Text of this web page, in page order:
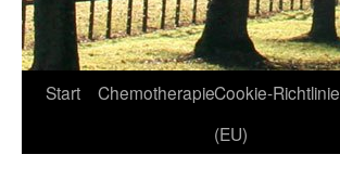
Start ChemotherapieCookie-Richtlinie
(EU)